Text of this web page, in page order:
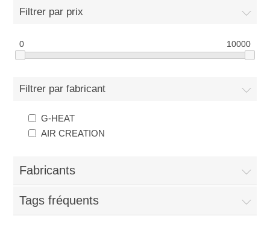
Filtrer par prix
0 10000
Filtrer par fabricant
G-HEAT
AIR CREATION
Fabricants
Tags fréquents